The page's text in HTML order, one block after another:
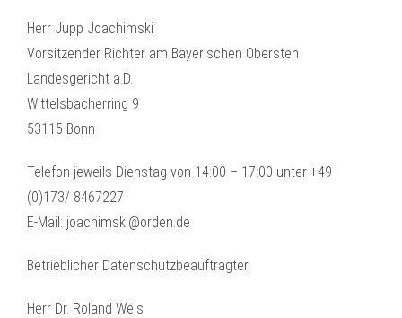
Herr Jupp Joachimski
Vorsitzender Richter am Bayerischen Obersten
Landesgericht a.D.
Wittelsbacherring 9
53115 Bonn
Telefon jeweils Dienstag von 14:00 – 17:00 unter +49
(0)173/ 8467227
E-Mail: joachimski@orden.de
Betrieblicher Datenschutzbeauftragter
Herr Dr. Roland Weis